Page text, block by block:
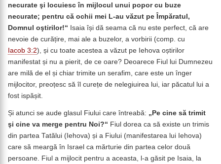
necurate şi locuiesc în mijlocul unui popor cu buze
necurate; pentru că ochii mei L-au văzut pe Împăratul,
Domnul oştirilor!“ Isaia își dă seama că nu este perfect, că are
nevoie de curățire, mai ale a buzelor, a vorbirii (comp. cu
Iacob 3:2), și cu toate acestea a văzut pe Iehova oștirilor
manifestat și nu a pierit, de ce oare? Deoarece Fiul lui Dumnezeu
are milă de el și chiar trimite un serafim, care este un înger
mijlocitor, preoțesc să îl curețe de nelegiuirea lui, iar păcatul lui a
fost ispășit.
Și atunci se aude glasul Fiului care întreabă: „Pe cine să trimit
şi cine va merge pentru Noi?“ Fiul dorea ca să existe un trimis
din partea Tatălui (Iehova) și a Fiului (manifestarea lui Iehova)
care să meargă în Israel ca mărturie din partea celor două
persoane. Fiul a mijlocit pentru a aceasta, l-a găsit pe Isaia, la